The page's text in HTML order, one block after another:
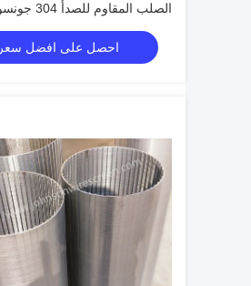
الصلب المقاوم للصدأ 304 جونسون
احصل على افضل سعر